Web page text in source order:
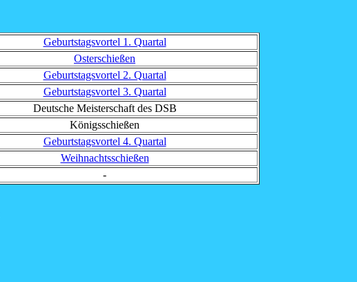
Geburtstagsvortel 1. Quartal
Osterschießen
Geburtstagsvortel 2. Quartal
Geburtstagsvortel 3. Quartal
Deutsche Meisterschaft des DSB
Königsschießen
Geburtstagsvortel 4. Quartal
Weihnachtsschießen
-